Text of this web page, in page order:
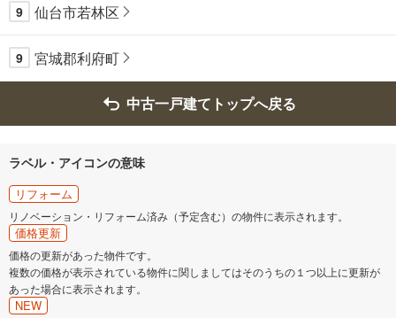
9 仙台市若林区
9 宮城郡利府町
中古一戸建てトップへ戻る
ラベル・アイコンの意味
リフォーム
リノベーション・リフォーム済み（予定含む）の物件に表示されます。
価格更新
価格の更新があった物件です。
複数の価格が表示されている物件に関しましてはそのうちの１つ以上に更新が
あった場合に表示されます。
NEW